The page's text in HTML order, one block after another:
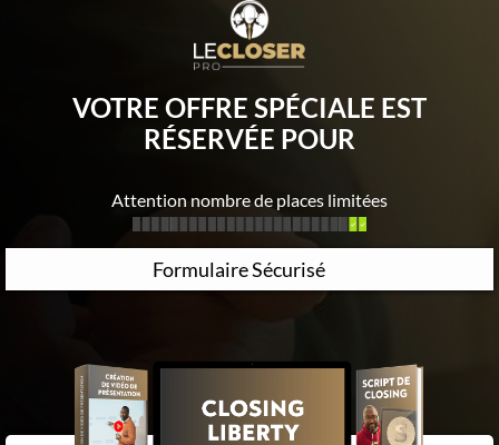
VOTRE OFFRE SPÉCIALE EST
RÉSERVÉE POUR
Attention nombre de places limitées
Formulaire Sécurisé